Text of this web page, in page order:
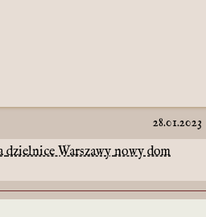
28.01.2023
dzielnice Warszawynowy dom